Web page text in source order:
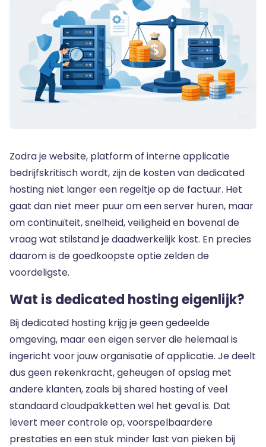
Zodra je website, platform of interne applicatie
bedrijfskritisch wordt, zijn de kosten van dedicated
hosting niet langer een regeltje op de factuur. Het
gaat dan niet meer puur om een server huren, maar
om continuïteit, snelheid, veiligheid en bovenal de
vraag wat stilstand je daadwerkelijk kost. En precies
daarom is de goedkoopste optie zelden de
voordeligste.
Wat is dedicated hosting eigenlijk?
Bij dedicated hosting krijg je geen gedeelde
omgeving, maar een eigen server die helemaal is
ingericht voor jouw organisatie of applicatie. Je deelt
dus geen rekenkracht, geheugen of opslag met
andere klanten, zoals bij shared hosting of veel
standaard cloudpakketten wel het geval is. Dat
levert meer controle op, voorspelbaardere
prestaties en een stuk minder last van pieken bij